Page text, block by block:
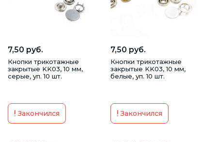
7,50 руб.
Кнопки трикотажные
закрытые KK03, 10 мм,
серые, уп. 10 шт.
Закончился
7,50 руб.
Кнопки трикотажные
закрытые KK03, 10 мм,
белые, уп. 10 шт.
Закончился